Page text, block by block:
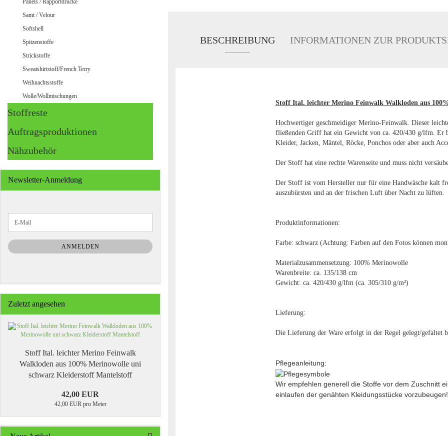
BESCHREIBUNG INFORMATIONEN ZUR
Stoff Ital. leichter Merino Feinwalk Walkloden aus
Hochwertiger geschmeidiger Merino-Feinwalk. Dieser
fließenden Griff hat ein Gewicht von ca. 420/430 g/lfm.
Kleider, Jacken, Mäntel, Röcke, Ponchos oder aber auch
Der Stoff hat eine rechte Warenseite und muss nicht
Der Stoff ist vom Hersteller nur für eine Handwäsche kalt
auszubürsten und an der frischen Luft über Nacht zu lüften.
Produktinformationen:
Farbe: schwarz (Achtung: Farben auf den Fotos können
Materialzusammensetzung: 100% Merinowolle
Warenbreite: ca. 135/138 cm
Gewicht: ca. 420/430 g/lfm (ca. 305/310 g/m²)
Lieferung:
Die Lieferung der Ware erfolgt in der Regel gelegt/gefaltet
Pflegeanleitung:
Wir empfehlen generell die Stoffe vor dem Zuschnitt
einlaufen der genähten Kleidungsstücke vorzubeugen!
Panels / Rapportdrucke
Samt / Velour
Softshell
Spitzenstoffe
Strickstoffe
Sweatshirtstoff/French Terry
Weihnachtsstoffe
Wolle/Wollmischungen
Stoffreste
Auftragsproduktionen
Nähzubehör
Newsletter-Anmeldung
ZUR
NEWSLETTER-
ANMELDUNG
E-
Mail
ANMELDEN
Zuletzt angesehen
Stoff Ital. leichter Merino Feinwalk
Walkloden aus 100% Merinowolle uni
schwarz Kleiderstoff Mantelstoff
42,00 EUR
42,00 EUR pro Meter